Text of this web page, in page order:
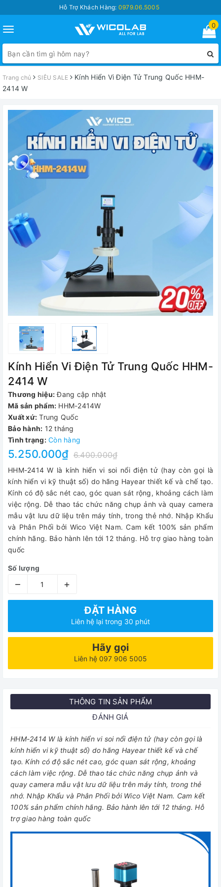
Hỗ Trợ Khách Hàng: 0979.06.5005
Toggle
navigation
0
Trang chủ SIÊU SALE
Kính Hiển Vi Điện Tử Trung Quốc HHM-
2414 W
Kính Hiển Vi Điện Tử Trung Quốc HHM-
2414 W
Thương hiệu: Đang cập nhật
Mã sản phẩm: HHM-2414W
Xuất xứ: Trung Quốc
Bảo hành: 12 tháng
Tình trạng: Còn hàng
5.250.000₫ 6.400.000₫
HHM-2414 W là kính hiển vi soi nổi điện tử (hay còn gọi là
kính hiển vi kỹ thuật số) do hãng Hayear thiết kế và chế tạo.
Kính có độ sắc nét cao, góc quan sát rộng, khoảng cách làm
việc rộng. Dễ thao tác chức năng chụp ảnh và quay camera
mẫu vật lưu dữ liệu trên máy tính, trong thẻ nhớ. Nhập Khẩu
và Phân Phối bởi Wico Việt Nam. Cam kết 100% sản phẩm
chính hãng. Bảo hành lên tới 12 tháng. Hỗ trợ giao hàng toàn
quốc
Số lượng
– +
ĐẶT HÀNG
Liên hệ lại trong 30 phút
Hãy gọi
Liên hệ 097 906 5005
THÔNG TIN SẢN PHẨM
ĐÁNH GIÁ
HHM-2414 W là kính hiển vi soi nổi điện tử (hay còn gọi là
kính hiển vi kỹ thuật số) do hãng Hayear thiết kế và chế
tạo. Kính có độ sắc nét cao, góc quan sát rộng, khoảng
cách làm việc rộng. Dễ thao tác chức năng chụp ảnh và
quay camera mẫu vật lưu dữ liệu trên máy tính, trong thẻ
nhớ. Nhập Khẩu và Phân Phối bởi Wico Việt Nam. Cam kết
100% sản phẩm chính hãng. Bảo hành lên tới 12 tháng. Hỗ
trợ giao hàng toàn quốc